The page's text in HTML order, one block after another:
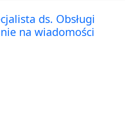
ds. Obsługi
na wiadomości